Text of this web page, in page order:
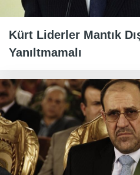
Kürt Liderler Mantık
Yanıltmamalı